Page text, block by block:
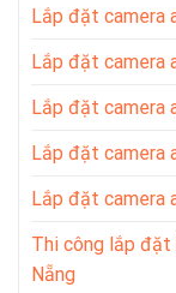
Lắp đặt camera
Lắp đặt camera
Lắp đặt camera
Lắp đặt camera
Lắp đặt camera
Thi công lắp đặt
Nẵng